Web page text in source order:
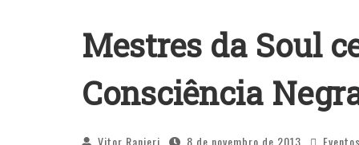
Mestres da Soul
Consciência
Vitor Ranieri 8 de novembro de 2013 Eventos